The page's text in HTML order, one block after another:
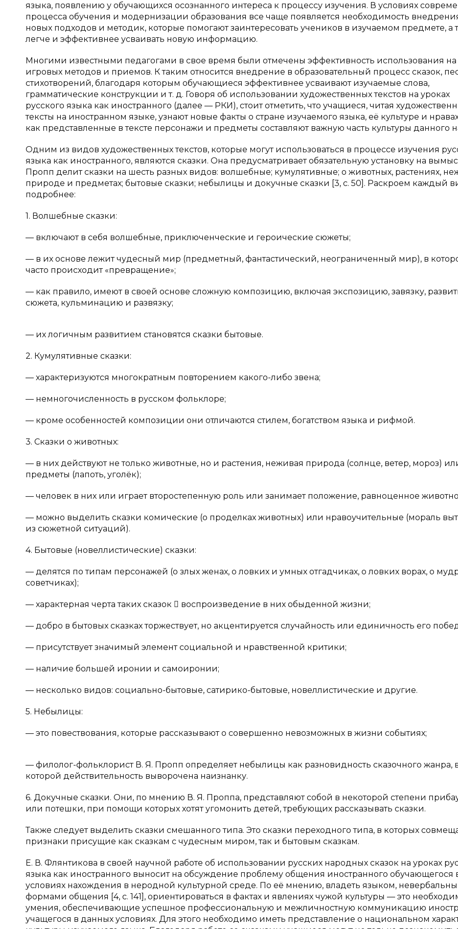
языка, появлению у обучающихся осознанного интереса к процессу изучения. В условиях
процесса обучения и модернизации образования все чаще появляется необходимость
новых подходов и методик, которые помогают заинтересовать учеников в изучаемом предмете, а
легче и эффективнее усваивать новую информацию.
Многими известными педагогами в свое время были отмечены эффективность использования на
игровых методов и приемов. К таким относится внедрение в образовательный процесс сказок,
стихотворений, благодаря которым обучающиеся эффективнее усваивают изучаемые слова,
грамматические конструкции и т. д. Говоря об использовании художественных текстов на уроках
русского языка как иностранного (далее — РКИ), стоит отметить, что учащиеся, читая
тексты на иностранном языке, узнают новые факты о стране изучаемого языка, её культуре и
как представленные в тексте персонажи и предметы составляют важную часть культуры данного
Одним из видов художественных текстов, которые могут использоваться в процессе изучения
языка как иностранного, являются сказки. Она предусматривает обязательную установку на
Пропп делит сказки на шесть разных видов: волшебные; кумулятивные; о животных, растениях,
природе и предметах; бытовые сказки; небылицы и докучные сказки [3, с. 50]. Раскроем каждый
подробнее:
1. Волшебные сказки:
— включают в себя волшебные, приключенческие и героические сюжеты;
— в их основе лежит чудесный мир (предметный, фантастический, неограниченный мир), в
часто происходит «превращение»;
— как правило, имеют в своей основе сложную композицию, включая экспозицию, завязку,
сюжета, кульминацию и развязку;
— их логичным развитием становятся сказки бытовые.
2. Кумулятивные сказки:
— характеризуются многократным повторением какого-либо звена;
— немногочисленность в русском фольклоре;
— кроме особенностей композиции они отличаются стилем, богатством языка и рифмой.
3. Сказки о животных:
— в них действуют не только животные, но и растения, неживая природа (солнце, ветер, мороз)
предметы (лапоть, уголёк);
— человек в них или играет второстепенную роль или занимает положение, равноценное
— можно выделить сказки комические (о проделках животных) или нравоучительные (мораль
из сюжетной ситуаций).
4. Бытовые (новеллистические) сказки:
— делятся по типам персонажей (о злых женах, о ловких и умных отгадчиках, о ловких ворах, о
советчиках);
— характерная черта таких сказок  воспроизведение в них обыденной жизни;
— добро в бытовых сказках торжествует, но акцентируется случайность или единичность его
— присутствует значимый элемент социальной и нравственной критики;
— наличие большей иронии и самоиронии;
— несколько видов: социально-бытовые, сатирико-бытовые, новеллистические и другие.
5. Небылицы:
— это повествования, которые рассказывают о совершенно невозможных в жизни событиях;
— филолог-фольклорист В. Я. Пропп определяет небылицы как разновидность сказочного жанра,
которой действительность выворочена наизнанку.
6. Докучные сказки. Они, по мнению В. Я. Проппа, представляют собой в некоторой степени
или потешки, при помощи которых хотят угомонить детей, требующих рассказывать сказки.
Также следует выделить сказки смешанного типа. Это сказки переходного типа, в которых
признаки присущие как сказкам с чудесным миром, так и бытовым сказкам.
Е. В. Флянтикова в своей научной работе об использовании русских народных сказок на уроках
языка как иностранного выносит на обсуждение проблему общения иностранного обучающегося
условиях нахождения в неродной культурной среде. По её мнению, владеть языком,
формами общения [4, с. 141], ориентироваться в фактах и явлениях чужой культуры — это
умения, обеспечивающие успешное профессиональную и межличностную коммуникацию
учащегося в данных условиях. Для этого необходимо иметь представление о национальном